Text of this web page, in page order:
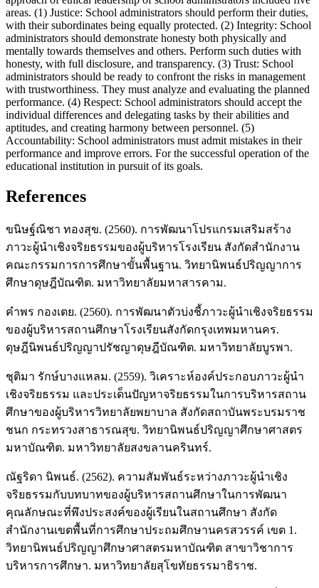
areas. (1) Justice: School administrators should perform their duties,
with their subordinates being equally protected. (2) Integrity: School
administrators should demonstrate honesty both physically and
mentally towards themselves and others. Perform such duties with
honesty, with full disclosure, and transparency. (3) Trust: School
administrators should be ready to confront the risks in management
with trustworthiness. They must analyze and evaluating the planned
performance. (4) Respect: School administrators should accept the
individual differences and delegating tasks by their abilities and
aptitudes, and creating harmony between personnel. (5)
Accountability: School administrators must admit mistakes in their
performance and improve errors. For the successful operation of the
educational institution in pursuit of its goals.
References
ขนิษฐ์ณิชา ทองสุข. (2560). การพัฒนาโปรแกรมเสริมสร้าง
ภาวะผู้นำเชิงจริยธรรมของผู้บริหารโรงเรียน สังกัดสำนักงาน
คณะกรรมการการศึกษาขั้นพื้นฐาน. วิทยานิพนธ์ปริญญาการ
ศึกษาดุษฎีบัณฑิต. มหาวิทยาลัยมหาสารคาม.
คำพร กองเตย. (2560). การพัฒนาตัวบ่งชี้ภาวะผู้นำเชิงจริยธรรม
ของผู้บริหารสถานศึกษาโรงเรียนสังกัดกรุงเทพมหานคร.
ดุษฎีนิพนธ์ปริญญาปรัชญาดุษฎีบัณฑิต. มหาวิทยาลัยบูรพา.
ชุติมา รักษ์บางแหลม. (2559). วิเคราะห์องค์ประกอบภาวะผู้นำ
เชิงจริยธรรม และประเด็นปัญหาจริยธรรมในการบริหารสถาน
ศึกษาของผู้บริหารวิทยาลัยพยาบาล สังกัดสถาบันพระบรมราช
ชนก กระทรวงสาธารณสุข. วิทยานิพนธ์ปริญญาศึกษาศาสตร
มหาบัณฑิต. มหาวิทยาลัยสงขลานครินทร์.
ณัฐริดา นิพนธ์. (2562). ความสัมพันธ์ระหว่างภาวะผู้นำเชิง
จริยธรรมกับบทบาทของผู้บริหารสถานศึกษาในการพัฒนา
คุณลักษณะที่พึงประสงค์ของผู้เรียนในสถานศึกษา สังกัด
สำนักงานเขตพื้นที่การศึกษาประถมศึกษานครสวรรค์ เขต 1.
วิทยานิพนธ์ปริญญาศึกษาศาสตรมหาบัณฑิต สาขาวิชาการ
บริหารการศึกษา. มหาวิทยาลัยสุโขทัยธรรมาธิราช.